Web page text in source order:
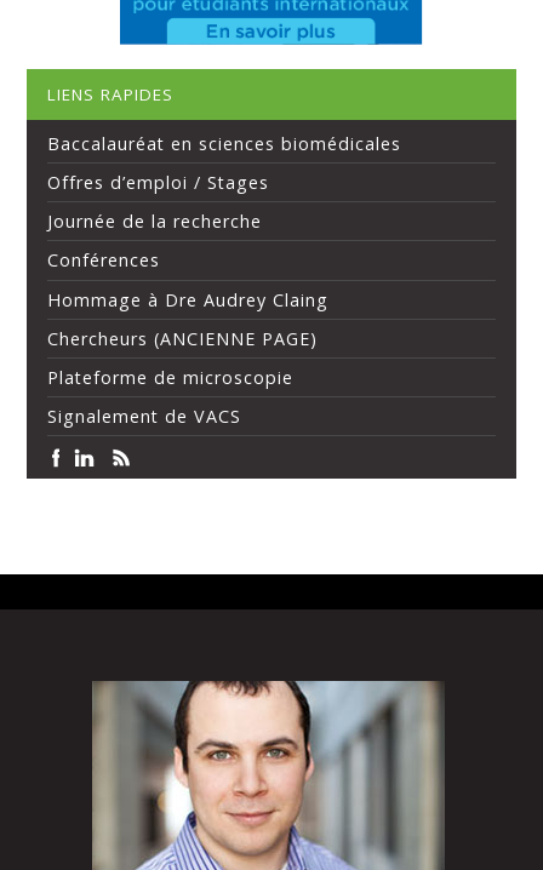
LIENS RAPIDES
Baccalauréat en sciences biomédicales
Offres d’emploi / Stages
Journée de la recherche
Conférences
Hommage à Dre Audrey Claing
Chercheurs (ANCIENNE PAGE)
Plateforme de microscopie
Signalement de VACS